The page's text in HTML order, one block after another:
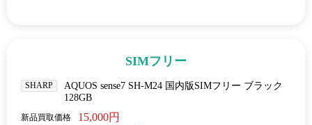
SIMフリー
SHARP
AQUOS sense7 SH-M24 国内版SIMフリー ブラック
128GB
新品買取価格 15,000円